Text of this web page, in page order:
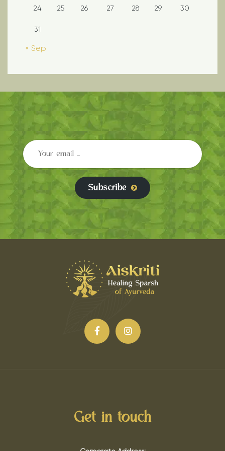
24 25 26 27 28 29 30
31
« Sep
Subscribe
Get in touch